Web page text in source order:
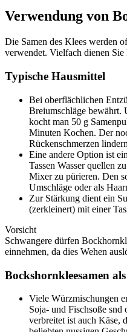
Verwendung von
Die Samen des Klees werden
verwendet. Vielfach dienen
Typische Hausmittel
Bei oberflächlichen
Breiumschläge bewährt.
kocht man 50 g
Minuten Kochen. Der
Rückenschmerzen
Eine andere Option ist
Tassen Wasser quellen
Mixer zu pürieren. Den
Umschläge oder als
Zur Stärkung dient ein
(zerkleinert) mit einer
Vorsicht
Schwangere dürfen
einnehmen, da dies Wehen
Bockshornkleesamen
Viele Würzmischungen
Soja- und Fischsoße
verbreitet ist auch Käse,